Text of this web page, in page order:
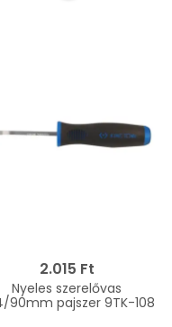
2.015 Ft
Nyeles szerelővas
90mm pajszer 9TK-108